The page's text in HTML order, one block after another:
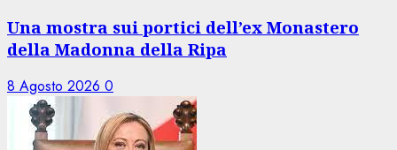
Una mostra sui portici dell’ex Monastero
della Madonna della Ripa
8 Agosto 2026 0